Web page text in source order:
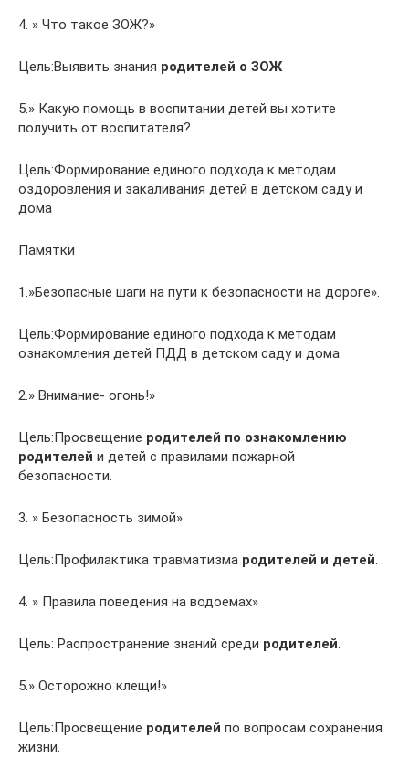
4. » Что такое ЗОЖ?»
Цель:Выявить знания родителей о ЗОЖ
5.» Какую помощь в воспитании детей вы хотите
получить от воспитателя?
Цель:Формирование единого подхода к методам
оздоровления и закаливания детей в детском саду и
дома
Памятки
1.»Безопасные шаги на пути к безопасности на дороге».
Цель:Формирование единого подхода к методам
ознакомления детей ПДД в детском саду и дома
2.» Внимание- огонь!»
Цель:Просвещение родителей по ознакомлению
родителей и детей с правилами пожарной
безопасности.
3. » Безопасность зимой»
Цель:Профилактика травматизма родителей и детей.
4. » Правила поведения на водоемах»
Цель: Распространение знаний среди родителей.
5.» Осторожно клещи!»
Цель:Просвещение родителей по вопросам сохранения
жизни.